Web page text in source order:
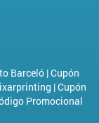
Barceló|Cupón
|Cupón
Promocional